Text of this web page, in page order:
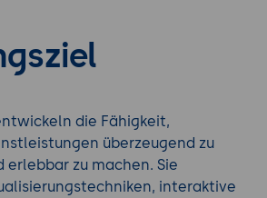
die Fähigkeit,
überzeugend zu
erlebbar zu machen. Sie
interaktive